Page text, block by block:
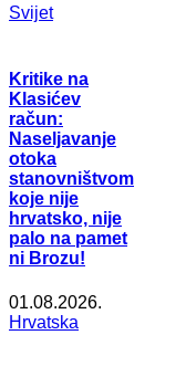
Svijet
Kritike na
Klasićev
račun:
Naseljavanje
otoka
stanovništvom
koje nije
hrvatsko, nije
palo na pamet
ni Brozu!
01.08.2026.
Hrvatska